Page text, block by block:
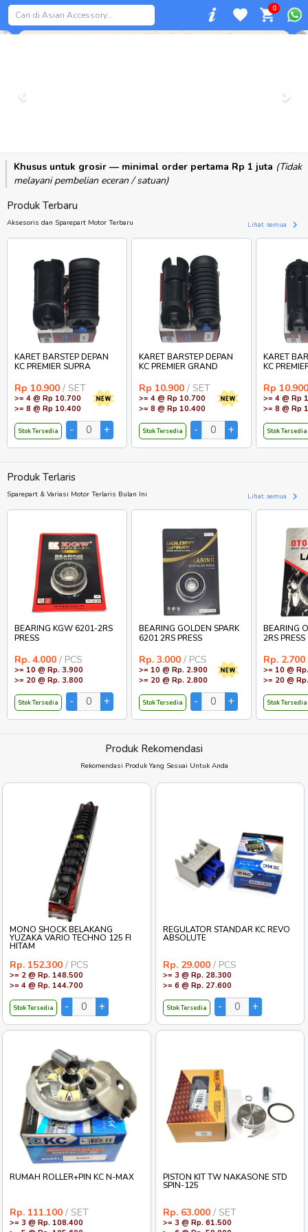
0
Previous
Khusus untuk grosir — minimal order pertama Rp 1 juta (Tidak
melayani pembelian eceran / satuan)
Produk Terbaru
Aksesoris dan Sparepart Motor Terbaru Lihat semua
KARET BARSTEP DEPAN
KC PREMIER SUPRA
Rp 10.900 / SET
>= 4 @ Rp 10.700
>= 8 @ Rp 10.400
Stok Tersedia
KARET BARSTEP DEPAN
KC PREMIER GRAND
Rp 10.900 / SET
>= 4 @ Rp 10.700
>= 8 @ Rp 10.400
Stok Tersedia
KARET
KC
Rp 10.900
>= 4 @ Rp
>= 8 @ Rp
Stok Tersedia
Produk Terlaris
Sparepart & Variasi Motor Terlaris Bulan Ini Lihat semua
BEARING KGW 6201-2RS
PRESS
Rp. 4.000 / PCS
>= 10 @ Rp. 3.900
>= 20 @ Rp. 3.800
Stok Tersedia
BEARING GOLDEN SPARK
6201 2RS PRESS
Rp. 3.000 / PCS
>= 10 @ Rp. 2.900
>= 20 @ Rp. 2.800
Stok Tersedia
BEARING
2RS PRESS
Rp. 2.700
>= 10 @
>= 20 @
Stok Tersedia
Produk Rekomendasi
Rekomendasi Produk Yang Sesuai Untuk Anda
MONO SHOCK BELAKANG
YUZAKA VARIO TECHNO 125 FI
HITAM
Rp. 152.300 / PCS
>= 2 @ Rp. 148.500
>= 4 @ Rp. 144.700
Stok Tersedia
REGULATOR STANDAR KC REVO
ABSOLUTE
Rp. 29.000 / PCS
>= 3 @ Rp. 28.300
>= 6 @ Rp. 27.600
Stok Tersedia
RUMAH ROLLER+PIN KC N-MAX
Rp. 111.100 / SET
>= 3 @ Rp. 108.400
PISTON KIT TW NAKASONE STD
SPIN-125
Rp. 63.000 / SET
>= 3 @ Rp. 61.500